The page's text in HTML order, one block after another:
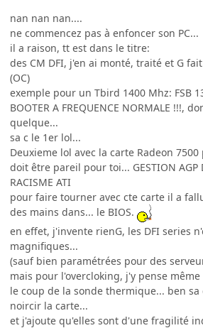
nan nan nan....
ne commencez pas à enfoncer son PC...
il a raison, tt est dans le titre:
des CM DFI, j'en ai monté, traité et G
(OC)
exemple pour un Tbird 1400 Mhz: FSB
BOOTER A FREQUENCE NORMALE !!!,
quelque...
sa c le 1er lol...
Deuxieme lol avec la carte Radeon
doit être pareil pour toi... GESTION AGP
RACISME ATI
pour faire tourner avec cte carte il a
des mains dans... le BIOS.
en effet, j'invente rienG, les DFI series
magnifiques...
(sauf bien paramétrées pour des
mais pour l'overcloking, j'y pense même
le coup de la sonde thermique... ben
noircir la carte...
et j'ajoute qu'elles sont d'une fragilité